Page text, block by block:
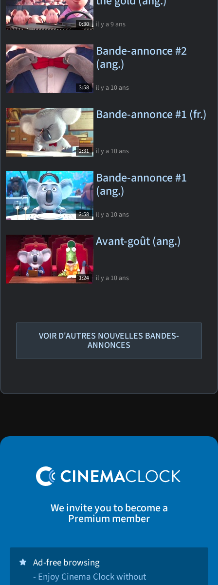
0:30 il y a 9 ans
3:58
Bande-annonce #2
(ang.)
il y a 10 ans
2:31
Bande-annonce #1 (fr.)
il y a 10 ans
2:58
Bande-annonce #1
(ang.)
il y a 10 ans
1:24
Avant-goût (ang.)
il y a 10 ans
VOIR D'AUTRES NOUVELLES BANDES-
ANNONCES
We invite you to become a
Premium member
Ad-free browsing
- Enjoy Cinema Clock without